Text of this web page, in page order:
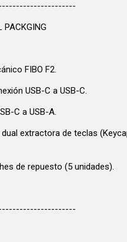
PACKGING
FIBO F2.
USB-C a USB-C.
C a USB-A.
extractora de teclas
de repuesto (5 unidades).